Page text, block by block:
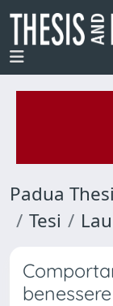
Padua
Tesi
benessere